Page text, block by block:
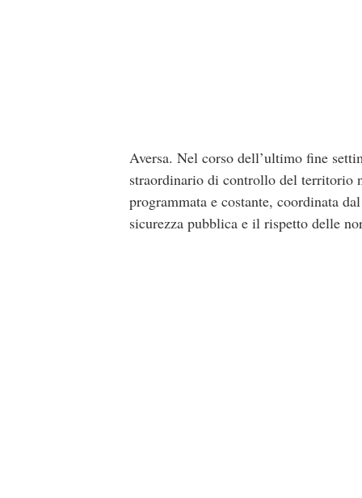
Aversa. Nel corso dell’ultimo fine
straordinario di controllo del territorio
programmata e costante, coordinata
sicurezza pubblica e il rispetto delle